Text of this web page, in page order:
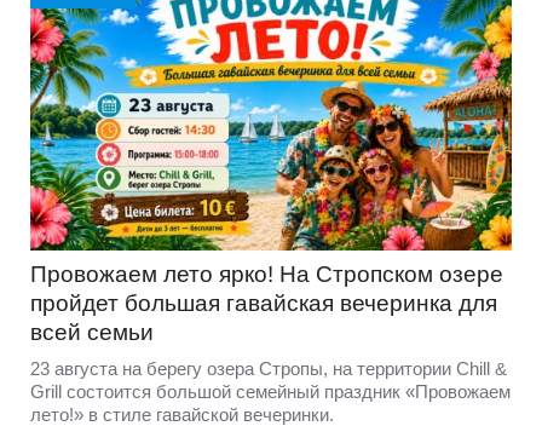
Провожаем лето ярко! На Стропском озере
пройдет большая гавайская вечеринка для
всей семьи
23 августа на берегу озера Стропы, на территории Chill &
Grill состоится большой семейный праздник «Провожаем
лето!» в стиле гавайской вечеринки.